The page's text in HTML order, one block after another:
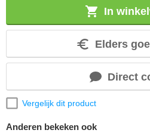
In
Elders
Direct
Vergelijk dit product
Anderen bekeken ook